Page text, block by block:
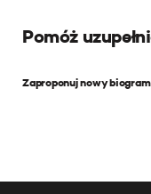
Pomóż
Zaproponuj nowy biogram